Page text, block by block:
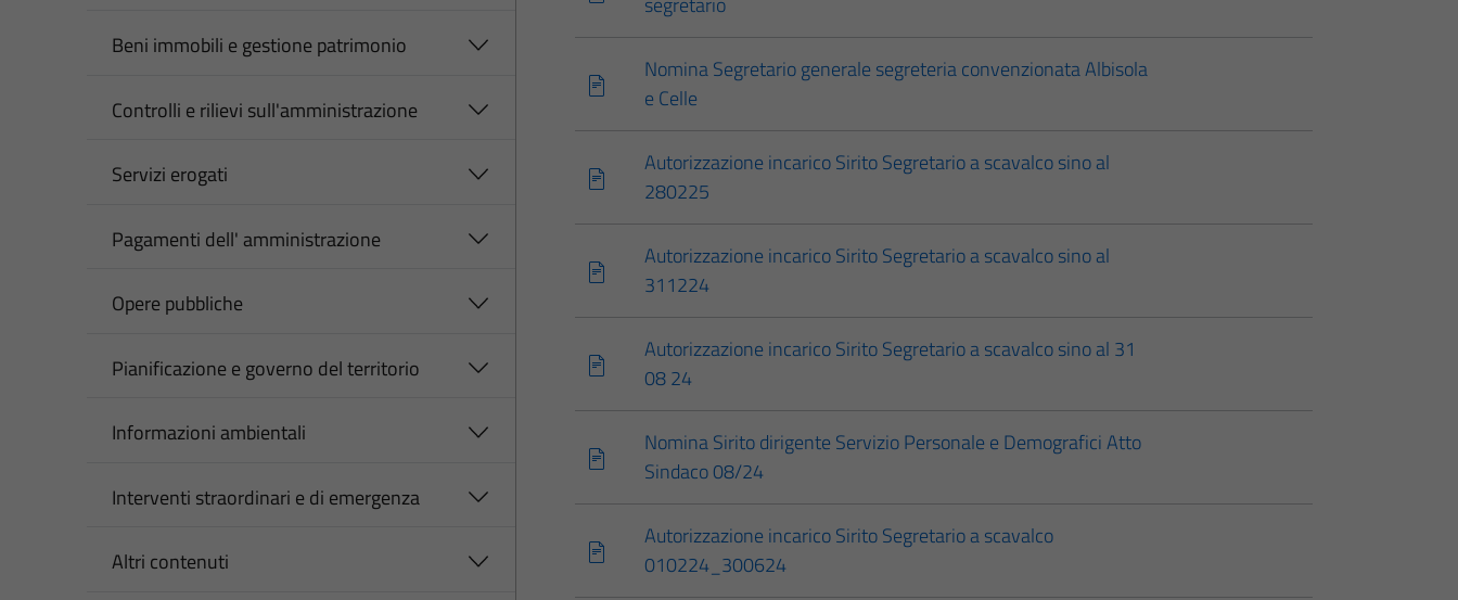
Beni immobili e gestione patrimonio
Controlli e rilievi sull'amministrazione
Servizi erogati
Pagamenti dell' amministrazione
Opere pubbliche
Pianificazione e governo del territorio
Informazioni ambientali
Interventi straordinari e di emergenza
Altri contenuti
Nomina Segretario generale segreteria convenzionata Albisola
e Celle
Autorizzazione incarico Sirito Segretario a scavalco sino al
280225
Autorizzazione incarico Sirito Segretario a scavalco sino al
311224
Autorizzazione incarico Sirito Segretario a scavalco sino al 31
08 24
Nomina Sirito dirigente Servizio Personale e Demografici Atto
Sindaco 08/24
Autorizzazione incarico Sirito Segretario a scavalco
010224_300624